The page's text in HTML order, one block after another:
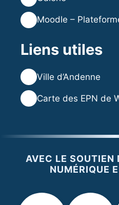
Moodle –
Liens utiles
Ville d’Andenne
Carte des EPN de
AVEC LE SOUTIEN
NUMÉRIQUE